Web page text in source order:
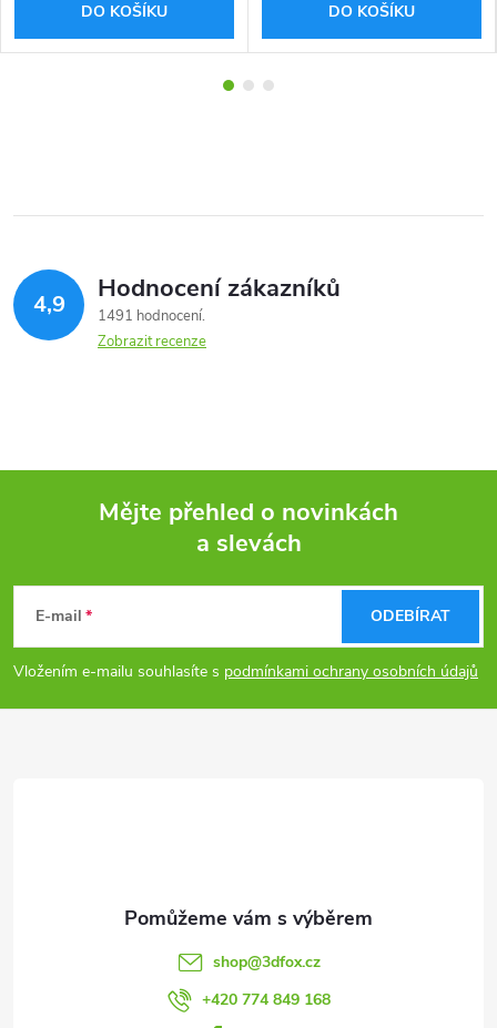
DO KOŠÍKU DO KOŠÍKU
4,9 Hodnocení zákazníků
1491 hodnocení
Zobrazit recenze
p
Mějte přehled o novinkách
a slevách
E-mail
Vložením e-mailu souhlasíte s podmínkami ochrany osobních údajů
ODEBÍRAT
shop@3dfox.cz
+420 774 849 168